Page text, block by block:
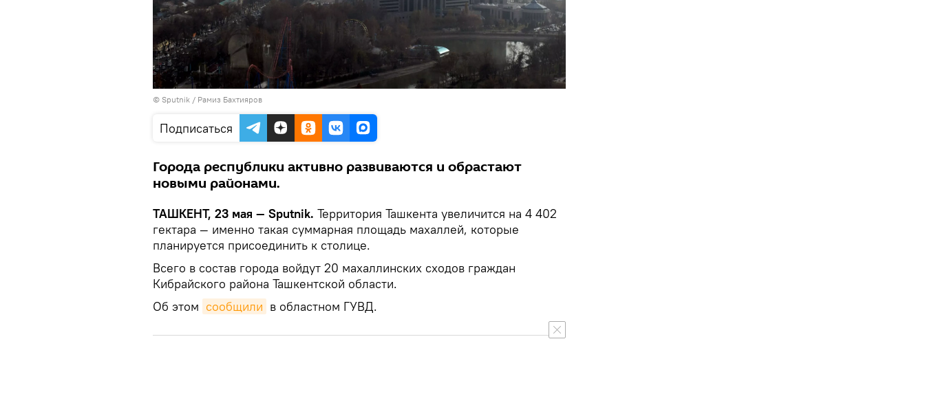
© Sputnik / Рамиз Бахтияров
Подписаться
Города республики активно развиваются и обрастают
новыми районами.
ТАШКЕНТ, 23 мая — Sputnik. Территория Ташкента увеличится на 4 402
гектара — именно такая суммарная площадь махаллей, которые
планируется присоединить к столице.
Всего в состав города войдут 20 махаллинских сходов граждан
Кибрайского района Ташкентской области.
Об этом сообщили в областном ГУВД.